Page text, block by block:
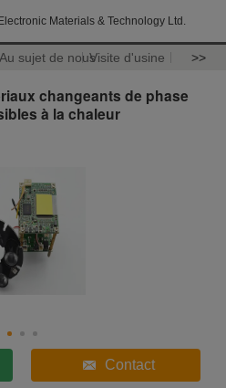
Materials & Technology Ltd.
Au sujet de nousVisite d'usine >>
changeants de phase
à la chaleur
Contact